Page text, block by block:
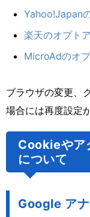
Yahoo!Japan
楽天のオプト
MicroAdのオ
ブラウザの変更、
場合には再度設定
Cookieやア
について
Google ア